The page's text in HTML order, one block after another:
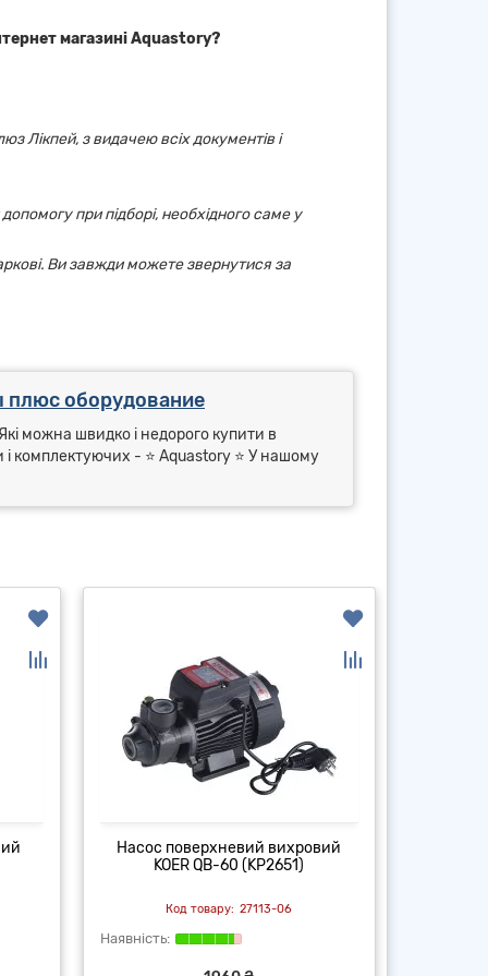
магазині Aquastory?
Лікпей, з видачею всіх документів і
при підборі, необхідного саме у
Ви завжди можете звернутися за
плюс оборудование
можна швидко і недорого купити в
і комплектуючих - ⭐ Aquastory ⭐ У нашому
Насос поверхневий вихровий
KOER QB-60 (KP2651)
27113-06